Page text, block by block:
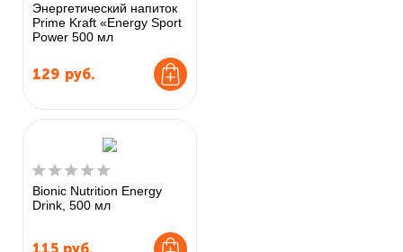
Энергетический напиток
Prime Kraft «Energy Sport
Power 500 мл
129 руб.
Bionic Nutrition Energy
Drink, 500 мл
115 руб.